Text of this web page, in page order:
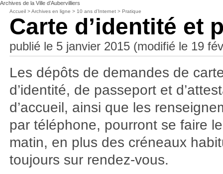
Archives de la Ville d’Aubervilliers
Accueil >Archives en ligne > 10 ans d’Internet >Pratique
Carte d’identité et
publié le 5 janvier 2015 (modifié le 19
Les dépôts de demandes de
d’identité, de passeport et
d’accueil, ainsi que les
par téléphone, pourront se faire
matin, en plus des créneaux
toujours sur rendez-vous.